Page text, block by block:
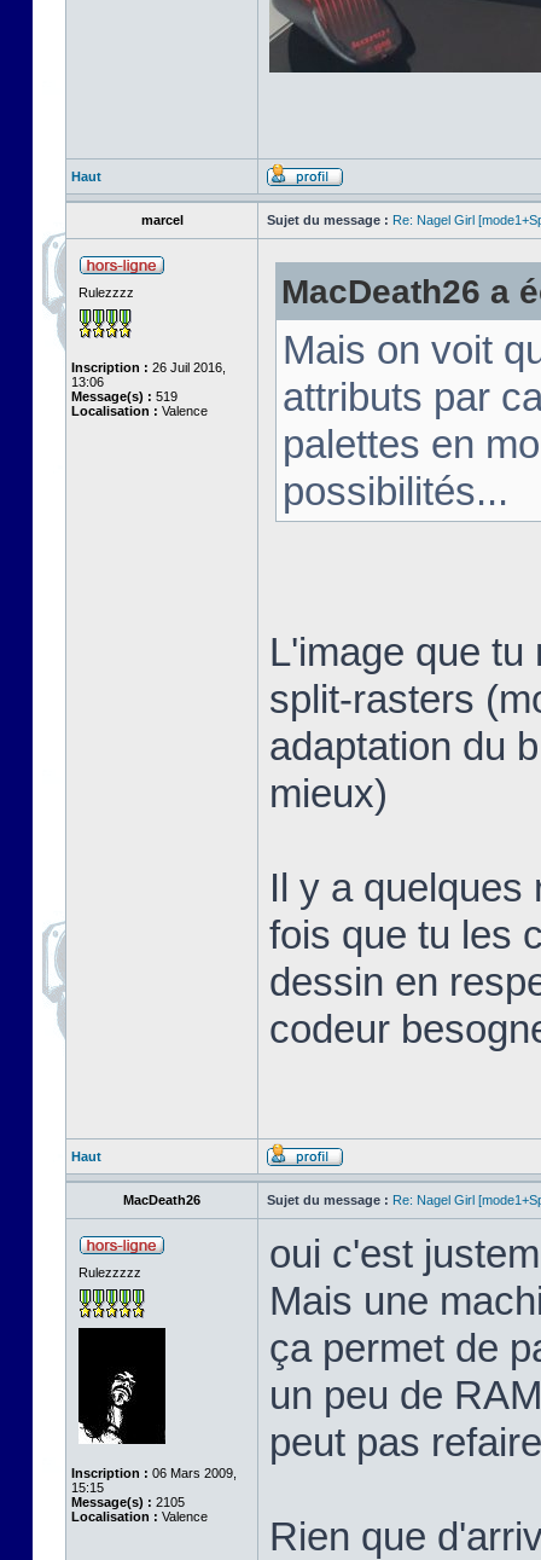
Haut
marcel Sujet du message : Re: Nagel Girl
Rulezzzz
Inscription : 26 Juil 2016,
13:06
Message(s) : 519
Localisation : Valence
MacDeath26 a
Mais on voit
attributs par
palettes en
possibilités...
L'image que
split-rasters
adaptation du
mieux)
Il y a quelques
fois que tu les
dessin en
codeur
Haut
MacDeath26 Sujet du message : Re: Nagel Girl
Rulezzzzz
Inscription : 06 Mars 2009,
15:15
Message(s) : 2105
Localisation : Valence
oui c'est
Mais une
ça permet de
un peu de
peut pas
Rien que